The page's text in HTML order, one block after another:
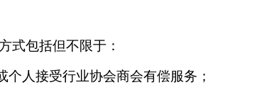
式包括但不限于：
人接受行业协会商会有偿服务；